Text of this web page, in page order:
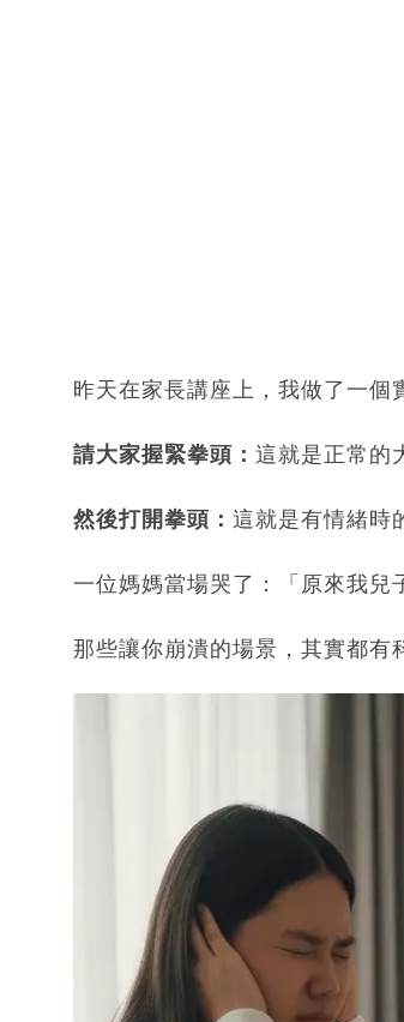
昨天在家長講座上，我做了一個
請大家握緊拳頭： 這就是正常的
然後打開拳頭： 這就是有情緒時
一位媽媽當場哭了：「原來我兒
那些讓你崩潰的場景，其實都有